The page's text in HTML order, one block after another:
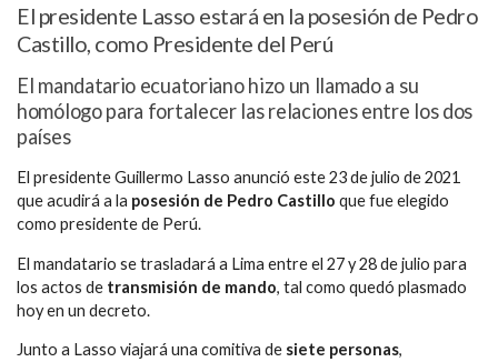
El presidente Lasso estará en la posesión de Pedro
Castillo, como Presidente del Perú
El mandatario ecuatoriano hizo un llamado a su
homólogo para fortalecer las relaciones entre los dos
países
El presidente Guillermo Lasso anunció este 23 de julio de 2021
que acudirá a la posesión de Pedro Castillo que fue elegido
como presidente de Perú.
El mandatario se trasladará a Lima entre el 27 y 28 de julio para
los actos de transmisión de mando, tal como quedó plasmado
hoy en un decreto.
Junto a Lasso viajará una comitiva de siete personas,